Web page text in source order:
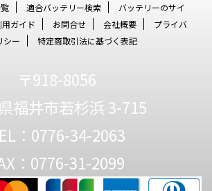
適合バッテリー検索
バッテリーのサイ
用ガイド お問合せ 会社概要
プライバ
シー
特定商取引法に基づく表記
〒918-8056
福井市若杉浜 3-715
：0776-34-2063
：0776-31-2099